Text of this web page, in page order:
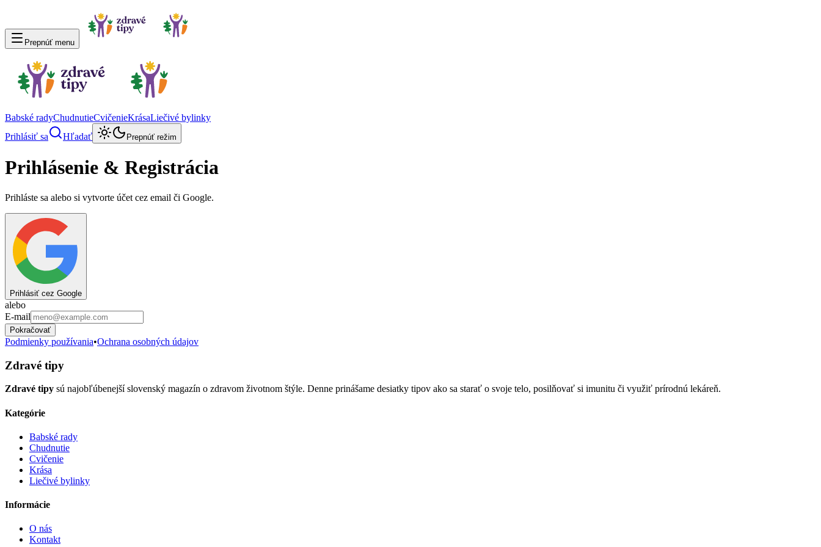
Prepnúť menu
Babské radyChudnutieCvičenieKrásaLiečivé bylinky
Prihlásiť sa
Hľadať Prepnúť režim
Prihlásenie & Registrácia
Prihláste sa alebo si vytvorte účet cez email či Google.
Prihlásiť cez Google
alebo
E-mail
Pokračovať
Podmienky používania•Ochrana osobných údajov
Zdravé tipy
Zdravé tipy sú najobľúbenejší slovenský magazín o zdravom životnom štýle. Denne prinášame desiatky tipov ako sa starať o svoje telo, posilňovať si imunitu či využiť prírodnú lekáreň.
Kategórie
Babské rady
Chudnutie
Cvičenie
Krása
Liečivé bylinky
Informácie
O nás
Kontakt